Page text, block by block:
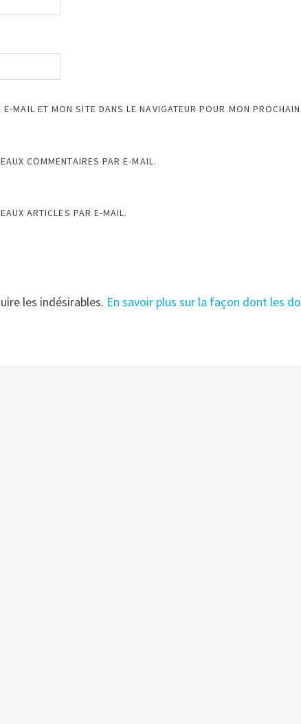
MAIL ET MON SITE DANS LE NAVIGATEUR POUR MON
COMMENTAIRES PAR E-MAIL.
ARTICLES PAR E-MAIL.
les indésirables. En savoir plus sur la façon dont les